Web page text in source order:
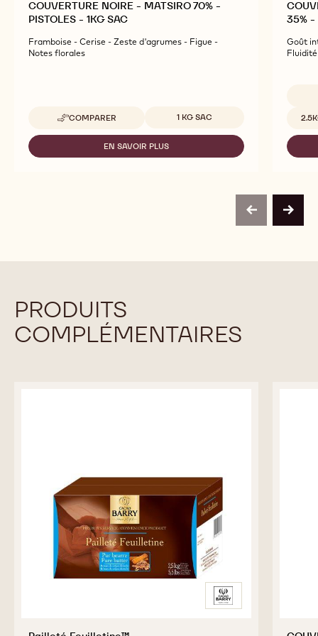
COUVERTURE NOIRE - MATSIRO 70% -
PISTOLES - 1KG SAC
Framboise - Cerise - Zeste d'agrumes - Figue -
Notes florales
COMPARER
-
COUVERTURE
NOIRE
-
Tailles disponibles
1 KG SAC
EN SAVOIR PLUS
-
35% -
Goût
previousnext
PRODUITS
COMPLÉMENTAIRES